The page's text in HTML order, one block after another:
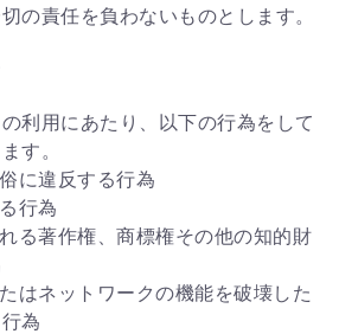
の責任を負わないものとします。
利用にあたり、以下の行為をして
す。
に違反する行為
行為
る著作権、商標権その他の知的財
はネットワークの機能を破壊した
為